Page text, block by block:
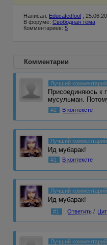
Написал: Educatedfool ,
В форуме: Свободная тема
Комментариев: 5
Комментарии
Лучший комментарий
Присоединяюсь к
мусульман.
#2 В контексте
Лучший комментарий
Ид мубарак!
#1 В контексте
Лучший комментарий
Ид мубарак!
#1 Ответить /
Лучший комментарий